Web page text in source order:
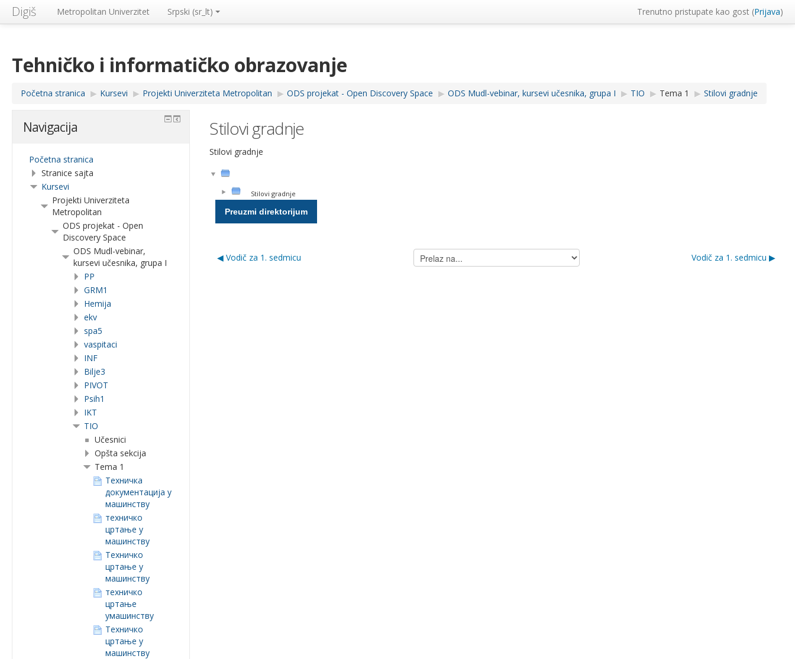
Digiš Trenutno pristupate kao gost (Prijava)
Metropolitan Univerzitet Srpski ‎(sr_lt)‎
Tehničko i informatičko obrazovanje
Početna stranica ▶︎ Kursevi ▶︎ Projekti Univerziteta Metropolitan ▶︎ ODS projekat - Open Discovery Space ▶︎ ODS Mudl-vebinar, kursevi učesnika, grupa I ▶︎ TIO ▶︎ Tema 1 ▶︎ Stilovi gradnje
Stilovi gradnje
Stilovi gradnje
Stilovi gradnje
◀︎ Vodič za 1. sedmicu
Prelaz
na...
Vodič za 1. sedmicu ▶︎
Navigacija
Početna stranica
Stranice sajta
Kursevi
Projekti Univerziteta
Metropolitan
ODS projekat - Open
Discovery Space
ODS Mudl-vebinar,
kursevi učesnika, grupa I
PP
GRM1
Hemija
ekv
spa5
vaspitaci
INF
Bilje3
PIVOT
Psih1
IKT
TIO
Učesnici
Opšta sekcija
Tema 1
Teхничка
документација у
машинству
техничко
цртање у
машинству
Техничко
цртање у
машинству
техничко
цртање
умашинству
Техничко
цртање у
машинству